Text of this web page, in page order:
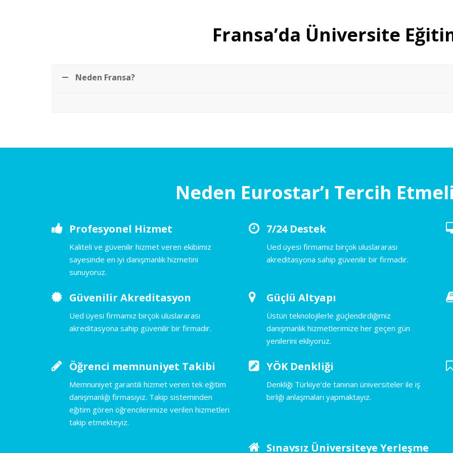
Fransa’da Üniversite
Neden Fransa?
Neden Eurostar’ı Tercih
Profesyonel Hizmet
Kaliteli ve güvenilir hizmet veren ekibimiz
sayesinde en iyi danışmanlık hizmetini
sunuyoruz.
7/24 Destek
Ued üyesi firmamız birçok uluslararası
akreditasyona sahip güvenilir bir firmadır.
Güvenilir Akreditasyon
Ued üyesi firmamız birçok uluslararası
akreditasyona sahip güvenilir bir firmadır.
Güçlü Altyapı
Üstün teknolojilerle güçlendirdiğimiz
danışmanlık hizmetlerimize her geçen gün
yenilerini ekliyoruz.
Öğrenci memnuniyet Takibi
Memnuniyet garantili hizmet veren tek eğitim
danışmanlığı firmasıyız. Takip sisteminden
eğitim gören öğrencilerimize verilen hizmetleri
takip etmekteyiz.
YÖK Denkliği
Denkliği Türkiye’de tanınan üniversiteler ile iş
birliği anlaşmaları yapmaktayız.
Sınavsız Üniversiteye Yerleşme